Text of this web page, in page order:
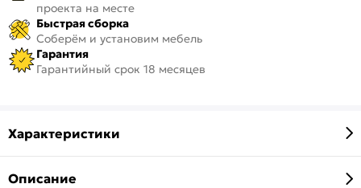
проекта на месте
Быстрая сборка
Соберём и установим мебель
Гарантия
Гарантийный срок 18 месяцев
Характеристики
Описание